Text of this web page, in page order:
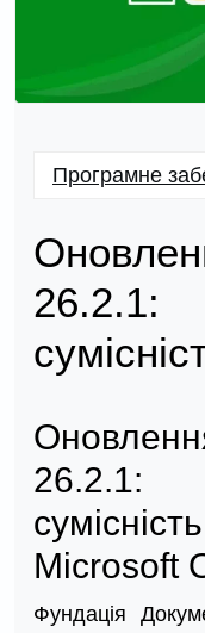
Програмне
Microsoft
Фундація